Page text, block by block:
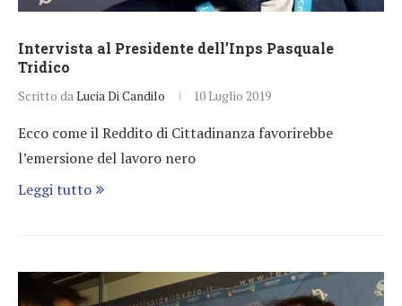
Intervista al Presidente dell’Inps Pasquale
Tridico
Scritto daLucia Di Candilo 10 Luglio 2019
Ecco come il Reddito di Cittadinanza favorirebbe
l’emersione del lavoro nero
Leggi tutto